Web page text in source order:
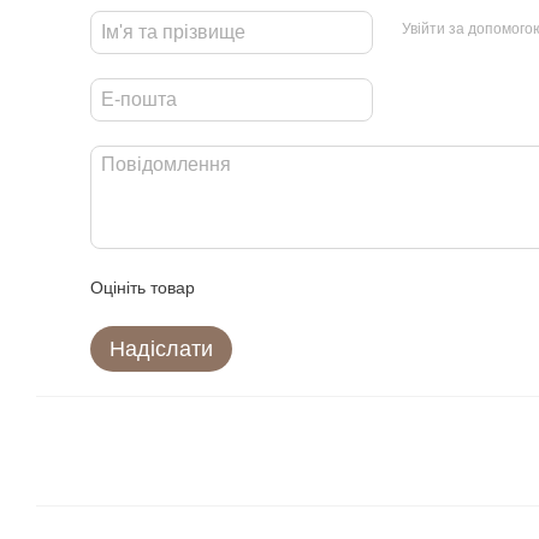
Увійти за
Оцініть товар
Надіслати